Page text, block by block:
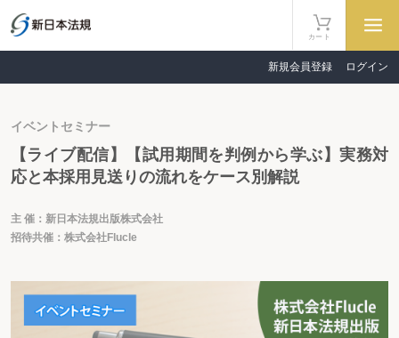
カート
新規会員登録 ログイン
イベントセミナー
【ライブ配信】【試用期間を判例から学ぶ】実務対
応と本採用見送りの流れをケース別解説
主 催：新日本法規出版株式会社
招待共催：株式会社Flucle